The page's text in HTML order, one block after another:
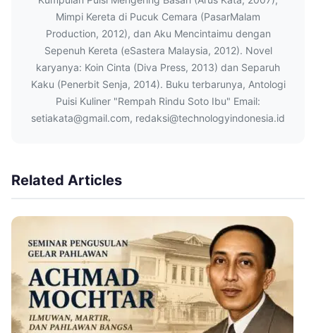
Mimpi Kereta di Pucuk Cemara (PasarMalam
Production, 2012), dan Aku Mencintaimu dengan
Sepenuh Kereta (eSastera Malaysia, 2012). Novel
karyanya: Koin Cinta (Diva Press, 2013) dan Separuh
Kaku (Penerbit Senja, 2014). Buku terbarunya, Antologi
Puisi Kuliner "Rempah Rindu Soto Ibu" Email:
setiakata@gmail.com, redaksi@technologyindonesia.id
Related Articles